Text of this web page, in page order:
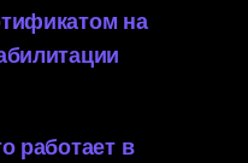
на
работает в